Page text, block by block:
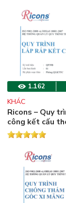
1.162
KHÁC
Ricons – Quy
công kết cấu